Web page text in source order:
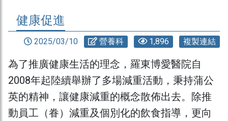
健康促進
2025/03/10 營養科 1,896 複製連結
為了推廣健康生活的理念，羅東博愛醫院自
2008年起陸續舉辦了多場減重活動，秉持蒲公
英的精神，讓健康減重的概念散佈出去。除推
動員工（眷）減重及個別化的飲食指導，更向